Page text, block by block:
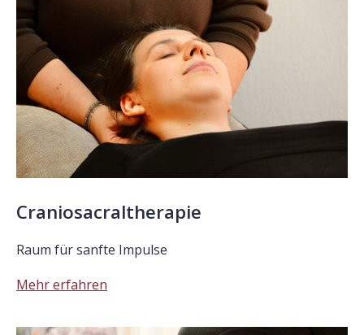
Craniosacraltherapie
Raum für sanfte Impulse
Mehr erfahren